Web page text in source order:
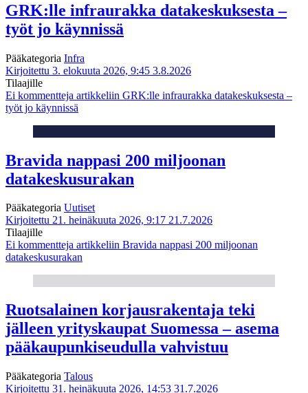
GRK:lle infraurakka datakeskuksesta –
työt jo käynnissä
Pääkategoria Infra
Kirjoitettu 3. elokuuta 2026, 9:45 3.8.2026
Tilaajille
Ei kommentteja artikkeliin GRK:lle infraurakka datakeskuksesta –
työt jo käynnissä
Bravida nappasi 200 miljoonan
datakeskusurakan
Pääkategoria Uutiset
Kirjoitettu 21. heinäkuuta 2026, 9:17 21.7.2026
Tilaajille
Ei kommentteja artikkeliin Bravida nappasi 200 miljoonan
datakeskusurakan
Ruotsalainen korjausrakentaja teki
jälleen yrityskaupat Suomessa – asema
pääkaupunkiseudulla vahvistuu
Pääkategoria Talous
Kirjoitettu 31. heinäkuuta 2026, 14:53 31.7.2026